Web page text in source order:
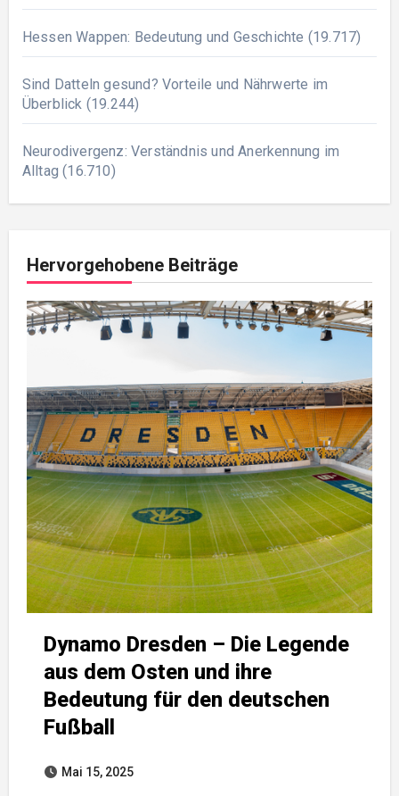
Hessen Wappen: Bedeutung und Geschichte (19.717)
Sind Datteln gesund? Vorteile und Nährwerte im
Überblick (19.244)
Neurodivergenz: Verständnis und Anerkennung im
Alltag (16.710)
Hervorgehobene Beiträge
Dynamo Dresden – Die Legende
aus dem Osten und ihre
Bedeutung für den deutschen
Fußball
Mai 15, 2025